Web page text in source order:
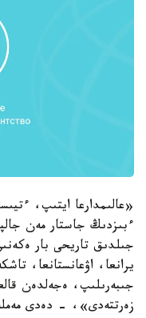
«عالىمدارعا ايتىپ،
ءبىزدىڭ جاستار مەن
جىلدىق تاريحى بار
يرانعا، اۋعانستانعا،
جىبەرىلىپ، ەجەلدەن
زەرتتەدى»، - دەدى